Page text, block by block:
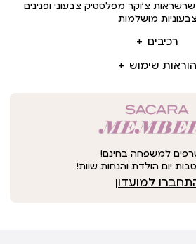
רכיבים
הוראות שימוש
נסיכות שימו לב ! סט 2 שרשראות צ’וקר מפלסטיק צבעוני ופנינים
מושלמות
למשפחה בחינם!
יום הולדת והנחות שוות!
למועדון